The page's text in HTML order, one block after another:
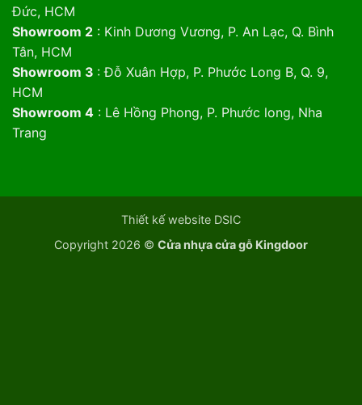
Đức, HCM
Showroom 2: Kinh Dương Vương, P. An Lạc, Q. Bình
Tân, HCM
Showroom 3 : Đỗ Xuân Hợp, P. Phước Long B, Q. 9,
HCM
Showroom 4: Lê Hồng Phong, P. Phước long, Nha
Trang
Thiết kế website DSIC
Copyright 2026 © Cửa nhựa cửa gỗ Kingdoor